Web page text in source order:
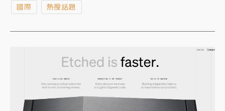
國際 熱搜話題